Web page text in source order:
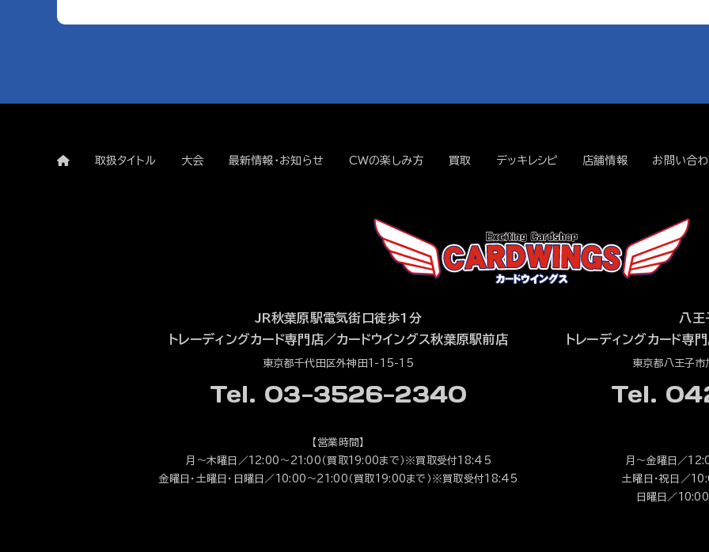
取扱タイトル 大会 最新情報・お知らせ CWの楽しみ方 買取 デッキレシピ 店舗情報 お問い合
JR秋葉原駅電気街口徒歩1分
トレーディングカード専門店／カードウイングス秋葉原駅前店
東京都千代田区外神田1-15-15
Tel. 03-3526-2340
【営業時間】
月～木曜日／12:00～21:00（買取19:00まで）※買取受付18:45
金曜日・土曜日・日曜日／10:00～21:00（買取19:00まで）※買取受付18:45
八王
トレーディングカード専
東京都八王子
Tel.
月～金曜日／
土曜日・祝日／
日曜日／